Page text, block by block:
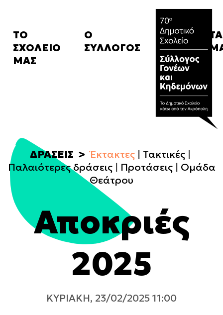
ΤΟ
ΣΧΟΛΕΙΟ
ΜΑΣ
Ιστορικό
Ο
ΣΥΛΛΟΓΟΣ
Καταστατικό
ΤΑ
ΔΡΑΣΕΙΣ Έκτακτες
Τακτικές
Παλαιότερες δράσεις
Προτάσεις
Ομάδα
Θεάτρου
Αποκριές
2025
ΚΥΡΙΑΚΉ, 23/02/2025 11:00